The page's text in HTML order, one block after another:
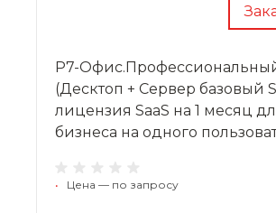
Р7-
(Десктоп + Сервер базовый
лицензия SaaS на 1 месяц
бизнеса на одного
• Цена — по запросу